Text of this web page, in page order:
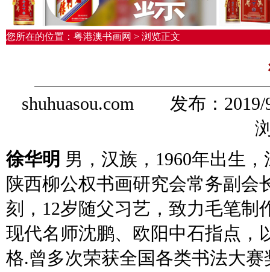
您所在的位置：粤港澳书画网 > 浏览正文
shuhuasou.com 发布：
浏
徐华明 男，汉族，1960年出生
陕西柳公权书画研究会常务副
刻，12岁随父习艺，致力毛笔
现代名师沈鹏、欧阳中石指点，
格.曾多次荣获全国各类书法大